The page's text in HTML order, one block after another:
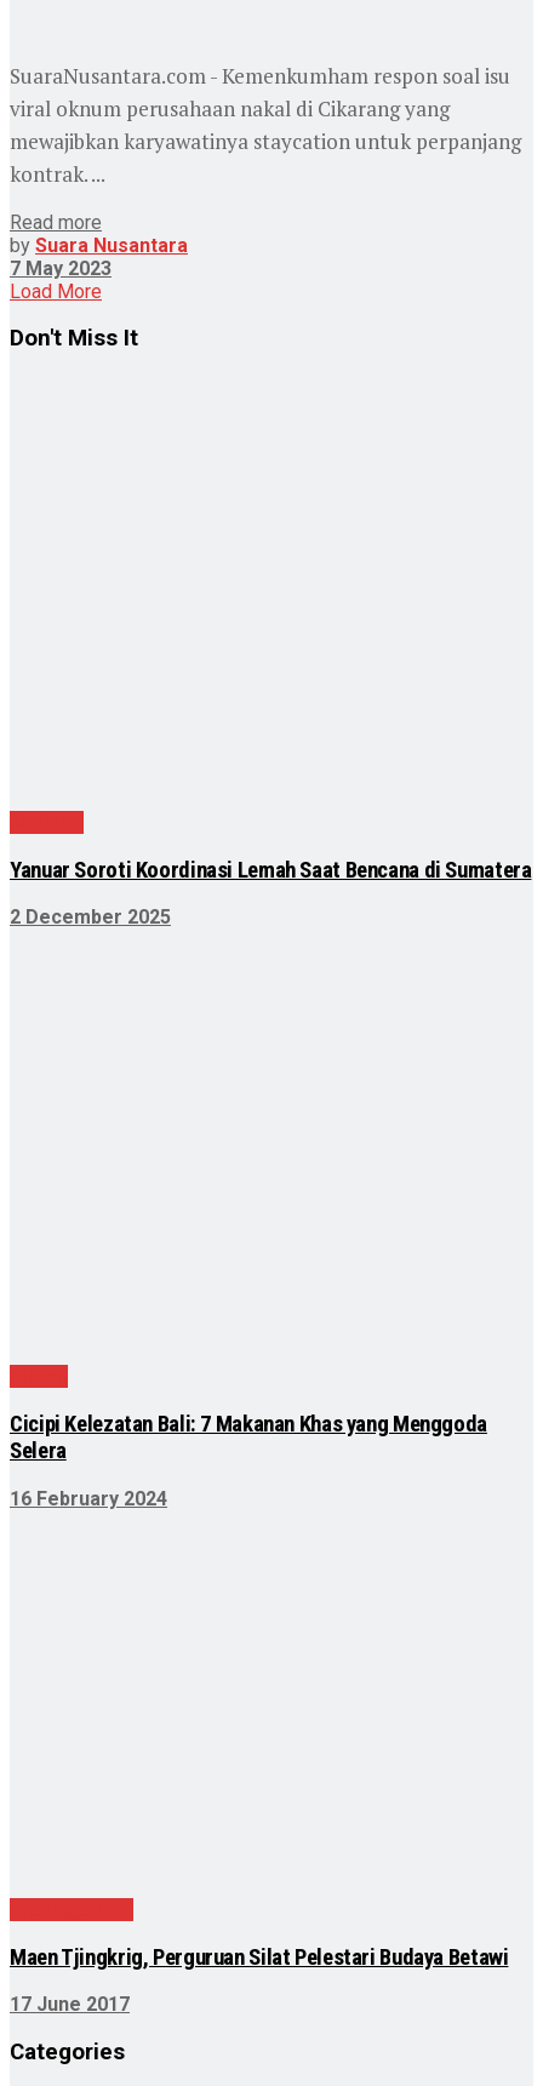
SuaraNusantara.com - Kemenkumham respon soal isu
viral oknum perusahaan nakal di Cikarang yang
mewajibkan karyawatinya staycation untuk perpanjang
kontrak. ...
Read more
by Suara Nusantara
7 May 2023
Load More
Don't Miss It
Yanuar Soroti Koordinasi Lemah Saat Bencana di Sumatera
2 December 2025
Cicipi Kelezatan Bali: 7 Makanan Khas yang Menggoda
Selera
16 February 2024
Maen Tjingkrig, Perguruan Silat Pelestari Budaya Betawi
17 June 2017
Categories